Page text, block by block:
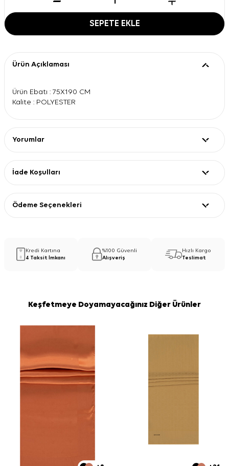
SEPETE EKLE
Ürün Açıklaması
Ürün Ebatı : 75X190 CM
Kalite : POLYESTER
Yorumlar
İade Koşulları
Ödeme Seçenekleri
Kredi Kartına
4 Taksit İmkanı
%100 Güvenli
Alışveriş
Hızlı Kargo
Teslimat
Keşfetmeye Doyamayacağınız Diğer Ürünler